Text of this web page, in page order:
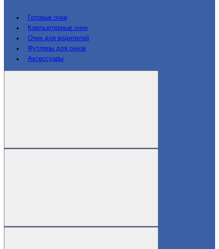
Готовые очки
Компьютерные очки
Очки для водителей
Футляры для очков
Аксессуары